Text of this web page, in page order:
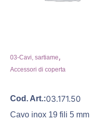
03-Cavi, sartiame,
Accessori di coperta
Cod. Art.:03.171.50
Cavo inox 19 fili 5 mm